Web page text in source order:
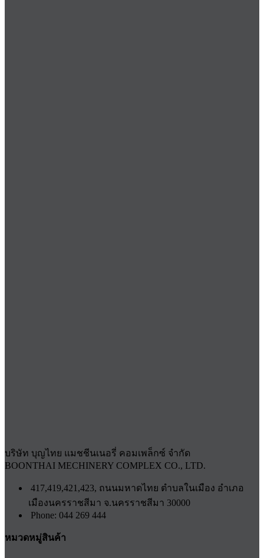
บริษัท บุญไทย แมชชีนเนอรี่ คอมเพล็กซ์ จำกัด
BOONTHAI MECHINERY COMPLEX CO., LTD.
417,419,421,423, ถนนมหาดไทย ตำบลในเมือง อำเภอ
เมืองนครราชสีมา จ.นครราชสีมา 30000
Phone: 044 269 444
หมวดหมู่สินค้า